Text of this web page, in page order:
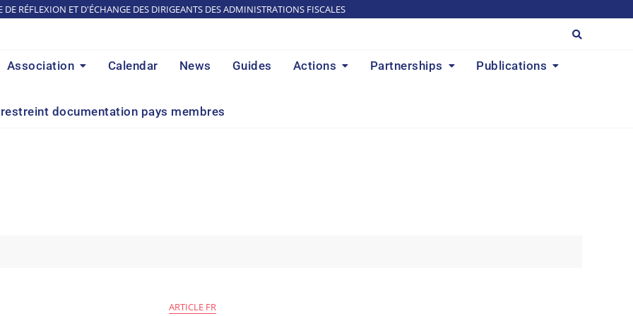
DE RÉFLEXION ET D'ÉCHANGE DES DIRIGEANTS DES ADMINISTRATIONS FISCALES
Association Calendar News Guides Actions Partnerships Publications
documentation pays membres
ARTICLE FR